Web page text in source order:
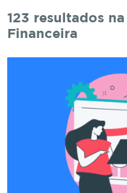
123 resultados
Financeira